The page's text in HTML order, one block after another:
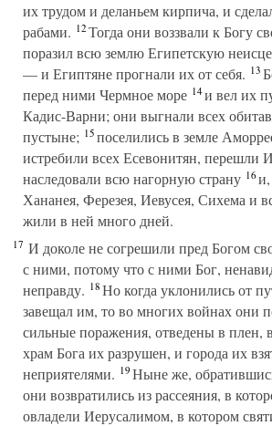
их трудом и деланьем кирпича, и
рабами. 12Тогда они воззвали к Богу
поразил всю землю Египетскую
— и Египтяне прогнали их от себя. 13
перед ними Чермное море 14и вел их
Кадис-Варни; они выгнали всех
пустыне; 15поселились в земле
истребили всех Есевонитян, перешли
наследовали всю нагорную страну 16и,
Хананея, Ферезея, Иевусея, Сихема и
жили в ней много дней.
17 И доколе не согрешили пред Богом
с ними, потому что с ними Бог,
неправду. 18Но когда уклонились от
завещал им, то во многих войнах они
сильные поражения, отведены в
храм Бога их разрушен, и города их
неприятелями. 19Ныне же,
они возвратились из рассеяния, в
овладели Иерусалимом, в котором